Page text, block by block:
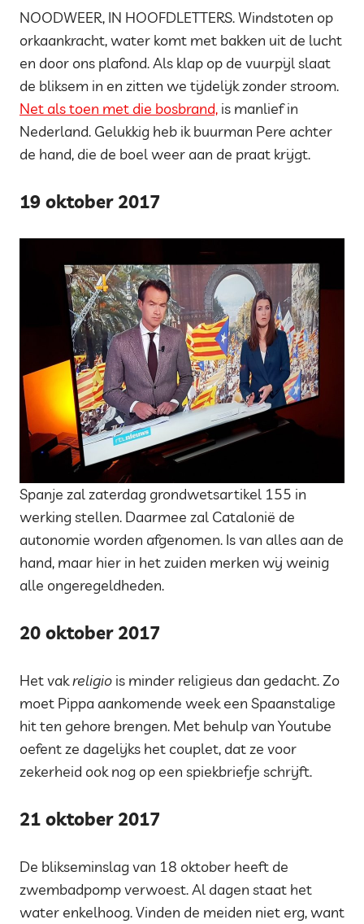
NOODWEER, IN HOOFDLETTERS. Windstoten op
orkaankracht, water komt met bakken uit de lucht
en door ons plafond. Als klap op de vuurpijl slaat
de bliksem in en zitten we tijdelijk zonder stroom.
Net als toen met die bosbrand, is manlief in
Nederland. Gelukkig heb ik buurman Pere achter
de hand, die de boel weer aan de praat krijgt.
19 oktober 2017
Spanje zal zaterdag grondwetsartikel 155 in
werking stellen. Daarmee zal Catalonië de
autonomie worden afgenomen. Is van alles aan de
hand, maar hier in het zuiden merken wij weinig
alle ongeregeldheden.
20 oktober 2017
Het vakreligio is minder religieus dan gedacht. Zo
moet Pippa aankomende week een Spaanstalige
hit ten gehore brengen. Met behulp van Youtube
oefent ze dagelijks het couplet, dat ze voor
zekerheid ook nog op een spiekbriefje schrijft.
21 oktober 2017
De blikseminslag van 18 oktober heeft de
zwembadpomp verwoest. Al dagen staat het
water enkelhoog. Vinden de meiden niet erg, want